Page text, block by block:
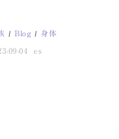
Blog 身体
09-04 es